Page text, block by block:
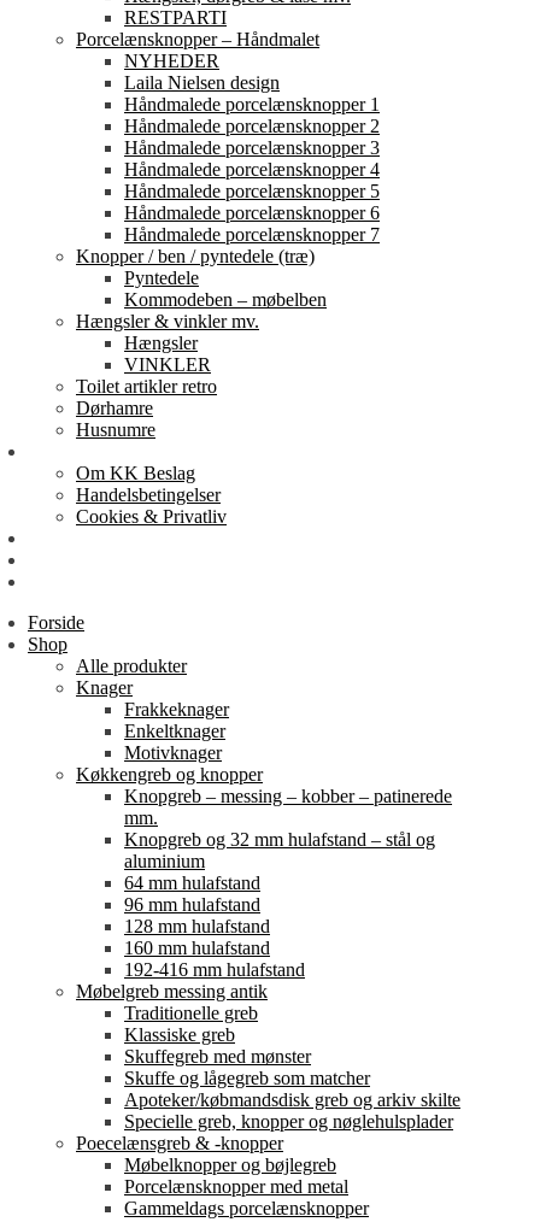
RESTPARTI
Porcelænsknopper – Håndmalet
NYHEDER
Laila Nielsen design
Håndmalede porcelænsknopper 1
Håndmalede porcelænsknopper 2
Håndmalede porcelænsknopper 3
Håndmalede porcelænsknopper 4
Håndmalede porcelænsknopper 5
Håndmalede porcelænsknopper 6
Håndmalede porcelænsknopper 7
Knopper / ben / pyntedele (træ)
Pyntedele
Kommodeben – møbelben
Hængsler & vinkler mv.
Hængsler
VINKLER
Toilet artikler retro
Dørhamre
Husnumre
Om KK Beslag
Handelsbetingelser
Cookies & Privatliv
Forside
Shop
Alle produkter
Knager
Frakkeknager
Enkeltknager
Motivknager
Køkkengreb og knopper
Knopgreb – messing – kobber – patinerede
mm.
Knopgreb og 32 mm hulafstand – stål og
aluminium
64 mm hulafstand
96 mm hulafstand
128 mm hulafstand
160 mm hulafstand
192-416 mm hulafstand
Møbelgreb messing antik
Traditionelle greb
Klassiske greb
Skuffegreb med mønster
Skuffe og lågegreb som matcher
Apoteker/købmandsdisk greb og arkiv skilte
Specielle greb, knopper og nøglehulsplader
Poecelænsgreb & -knopper
Møbelknopper og bøjlegreb
Porcelænsknopper med metal
Gammeldags porcelænsknopper